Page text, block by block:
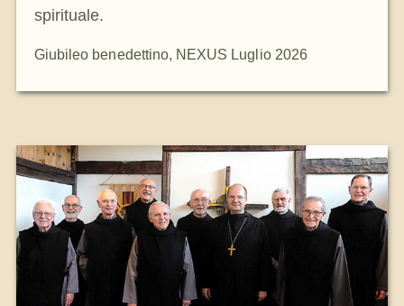
spirituale.
Giubileo benedettino, NEXUS Luglio 2026